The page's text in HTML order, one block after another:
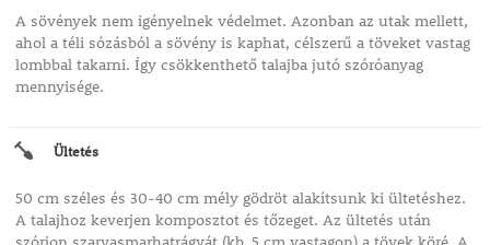
A sövények nem igényelnek védelmet. Azonban az utak mellett,
ahol a téli sózásból a sövény is kaphat, célszerű a töveket vastag
lombbal takarni. Így csökkenthető talajba jutó szóróanyag
mennyisége.
Ültetés
50 cm széles és 30-40 cm mély gödröt alakítsunk ki ültetéshez.
A talajhoz keverjen komposztot és tőzeget. Az ültetés után